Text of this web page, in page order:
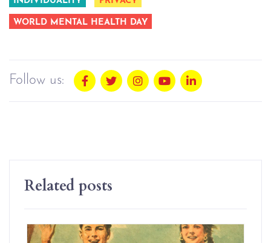
WORLD MENTAL HEALTH DAY
Follow us:
Related posts